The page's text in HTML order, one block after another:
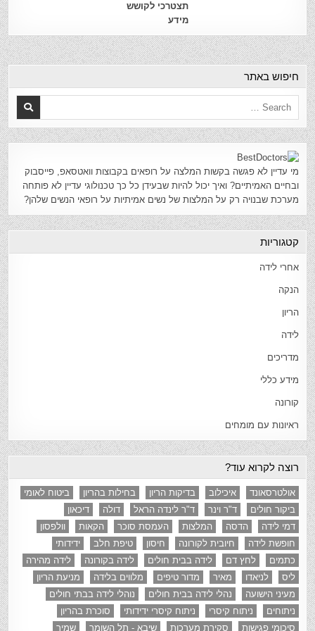
תצטרכי לקושש
מידע
חיפוש באתר
מי עדיין לא פגשה בקשות המלצה על רופאים בקבוצות וואטסאפ, פייסבוק
ובחיים האמיתיים? ואיך יכול להיות שבעידן כל כך טכנולוגי עדיין לא פותחה
מערכת שבנויה רק על המלצות של נשים אמיתיות על רופאי הנשים שלהן?
קטגוריות
אחרי לידה
הנקה
הריון
לידה
מדריכים
מידע כללי
קורונה
ראיונות עם מומחים
רוצה לקרוא עוד?
אולטרסאונד איכילוב בדיקות הריון בחילות בהריון
ביטוח לאומי
ביקור חולים
ד"ר וינר ד"ר לינדה הראל דולה
דיכאון
דמי לידה
הדסה המלצות העמסת סוכר הקאות
וולפסון
חופשת לידה
חיובית לקורונה חיסון טיפת חלב
ידידותי
כתמים
לחץ דם לידה בבית חולים לידה בקורונה
לידה מהירה
ליס
לניאדו מאיר מדור טיפים מלווים בלידה
מניעת הריון
מעיני הישועה
נהלי לידה בבית חולים
נוהלי לידה בבתי חולים
ניתוחים
ניתוח קיסרי ניתוח קיסרי ידידותי
סוכרת בהריון
סיכומי פגישות
סקירת מערכות שיבא - תל השומר שמיר